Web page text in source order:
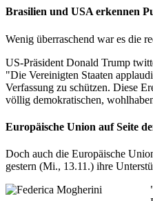
Brasilien und USA erkennen
Wenig überraschend war es die
US-Präsident Donald Trump
"Die Vereinigten Staaten
Verfassung zu schützen. Diese
völlig demokratischen,
Europäische Union auf Seite
Doch auch die Europäische
gestern (Mi., 13.11.) ihre